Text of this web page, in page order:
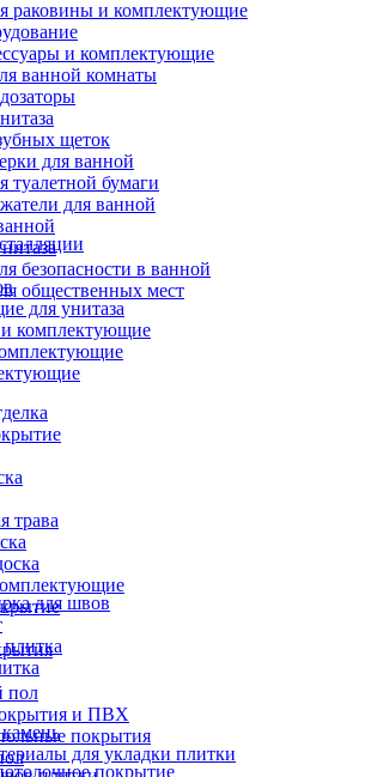
раковины и комплектующие
и комплектующие
ванной комнаты
щеток
для ванной
туалетной бумаги
для ванной
безопасности в ванной
общественных мест
для унитаза
комплектующие
трава
пол
и ПВХ
покрытия
для швов
плитка
для укладки плитки
покрытие